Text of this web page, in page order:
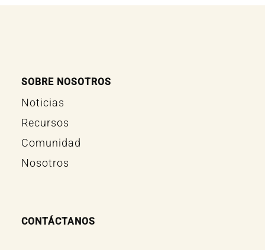
SOBRE NOSOTROS
Noticias
Recursos
Comunidad
Nosotros
CONTÁCTANOS